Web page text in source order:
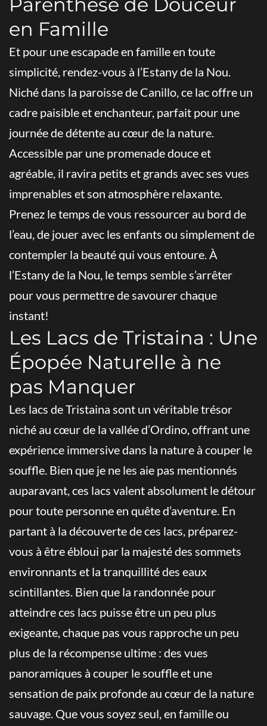
en Famille
Et pour une escapade en famille en toute
simplicité, rendez-vous à l’Estany de la Nou.
Niché dans la paroisse de Canillo, ce lac offre un
cadre paisible et enchanteur, parfait pour une
journée de détente au cœur de la nature.
Accessible par une promenade douce et
agréable, il ravira petits et grands avec ses vues
imprenables et son atmosphère relaxante.
Prenez le temps de vous ressourcer au bord de
l’eau, de jouer avec les enfants ou simplement de
contempler la beauté qui vous entoure. À
l’Estany de la Nou, le temps semble s’arrêter
pour vous permettre de savourer chaque
instant!
Les Lacs de Tristaina : Une
Épopée Naturelle à ne
pas Manquer
Les lacs de Tristaina sont un véritable trésor
niché au cœur de la vallée d’Ordino, offrant une
expérience immersive dans la nature à couper le
souffle. Bien que je ne les aie pas mentionnés
auparavant, ces lacs valent absolument le détour
pour toute personne en quête d’aventure. En
partant à la découverte de ces lacs, préparez-
vous à être ébloui par la majesté des sommets
environnants et la tranquillité des eaux
scintillantes. Bien que la randonnée pour
atteindre ces lacs puisse être un peu plus
exigeante, chaque pas vous rapproche un peu
plus de la récompense ultime : des vues
panoramiques à couper le souffle et une
sensation de paix profonde au cœur de la nature
sauvage. Que vous soyez seul, en famille ou